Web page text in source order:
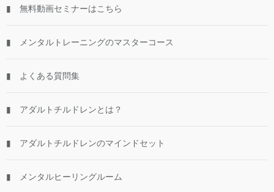
▮ 無料動画セミナーはこちら
▮ メンタルトレーニングのマスターコース
▮ よくある質問集
▮ アダルトチルドレンとは？
▮ アダルトチルドレンのマインドセット
▮ メンタルヒーリングルーム